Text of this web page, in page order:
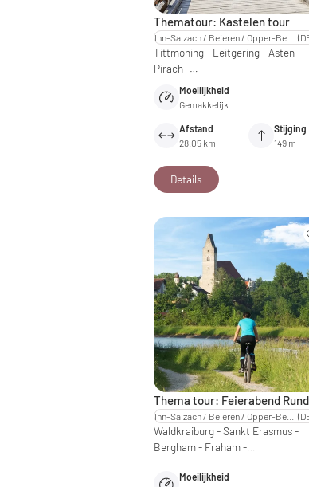
Thematour: Kastelen tour
Tittmoning - Leitgering - Asten -
Pirach -…
Moeilijkheid
Gemakkelijk
Afstand
28.05 km
Stijging
149 m
Details
Thema tour: Feierabend
Waldkraiburg - Sankt Erasmus -
Bergham - Fraham -…
Moeilijkheid